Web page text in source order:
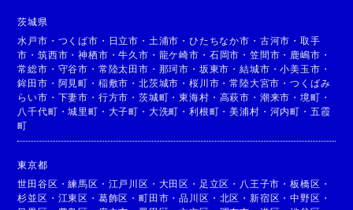
茨城県
水戸市 ・ つくば市 ・ 日立市 ・ 土浦市 ・ひたちなか市 ・ 古河市 ・ 取手
市 ・筑西市 ・神栖市 ・牛久市 ・ 龍ケ崎市 ・ 石岡市 ・ 笠間市 ・ 鹿嶋市 ・
常総市 ・ 守谷市 ・ 常陸太田市 ・ 那珂市 ・ 坂東市 ・結城市 ・小美玉市 ・
鉾田市 ・ 阿見町 ・ 稲敷市 ・北茨城市 ・桜川市 ・常陸大宮市 ・つくばみ
らい市 ・ 下妻市 ・ 行方市 ・茨城町 ・東海村 ・ 高萩市 ・ 潮来市 ・ 境町 ・
八千代町 ・城里町 ・ 大子町 ・ 大洗町 ・利根町 ・美浦村 ・ 河内町 ・ 五霞
町
東京都
世田谷区 ・練馬区 ・ 江戸川区 ・ 大田区 ・ 足立区 ・ 八王子市 ・板橋区 ・
杉並区 ・ 江東区 ・ 葛飾区 ・町田市 ・品川区 ・ 北区 ・ 新宿区 ・中野区 ・